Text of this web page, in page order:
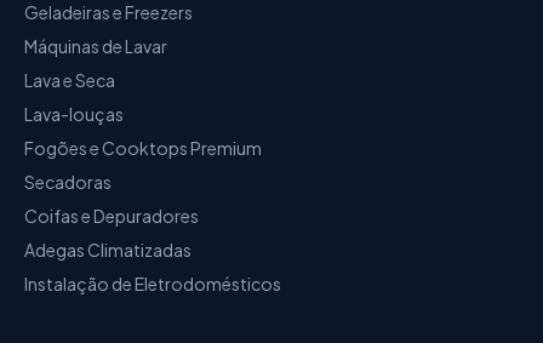
Geladeiras e Freezers
Máquinas de Lavar
Lava e Seca
Lava-louças
Fogões e Cooktops Premium
Secadoras
Coifas e Depuradores
Adegas Climatizadas
Instalação de Eletrodomésticos